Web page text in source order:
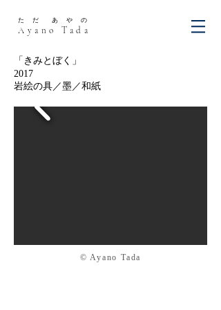
た だ あ や の
Ayano Tada
​「きみとぼく」
2017
​岩絵の具／墨／和紙
© Ayano Tada